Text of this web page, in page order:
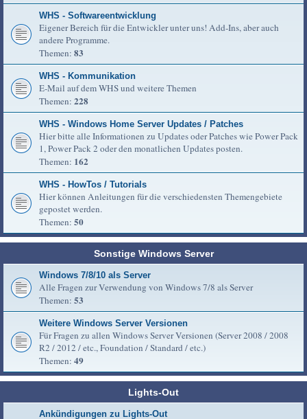
WHS - Softwareentwicklung
Eigener Bereich für die Entwickler unter uns! Add-Ins, aber auch
andere Programme.
Themen: 83
WHS - Kommunikation
E-Mail auf dem WHS und weitere Themen
Themen: 228
WHS - Windows Home Server Updates / Patches
Hier bitte alle Informationen zu Updates oder Patches wie Power Pack
1, Power Pack 2 oder den monatlichen Updates posten.
Themen: 162
WHS - HowTos / Tutorials
Hier können Anleitungen für die verschiedensten Themengebiete
gepostet werden.
Themen: 50
Sonstige Windows Server
Windows 7/8/10 als Server
Alle Fragen zur Verwendung von Windows 7/8 als Server
Themen: 53
Weitere Windows Server Versionen
Für Fragen zu allen Windows Server Versionen (Server 2008 / 2008
R2 / 2012 / etc., Foundation / Standard / etc.)
Themen: 49
Lights-Out
Ankündigungen zu Lights-Out